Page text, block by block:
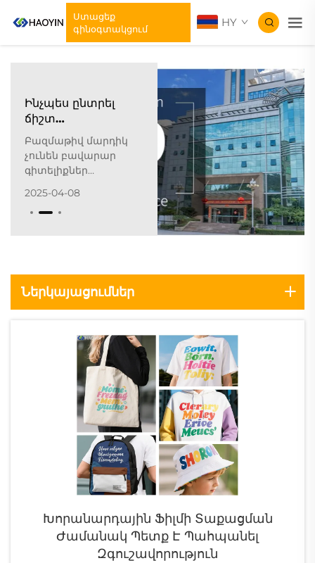
Ստացեք
գինօգտակցում
HY
Ինչպես ընտրել
ճիշտ
ջերմափոխանցման
նյութերի
մասնագետագրության
Բազմաթիվ մարդիկ
չունեն բավարար
գիտելիքներ
փոխանցման
նյութերի մասին, և դա
արտադրանքներ
գնելու համար: Այս
առաջարկել
ամբողջական գնման
ցուցակ ջերմության
փոխանցման
նյութերի մասին:
Առաջին կարևոր
քայլը? Ընտրել ճիշտ...
2025-04-08
Ներկայացումներ
Խորանարդային Ֆիլմի Տաքացման
Ժամանակ Պետք Է Պահպանել
Զգուշավորություն